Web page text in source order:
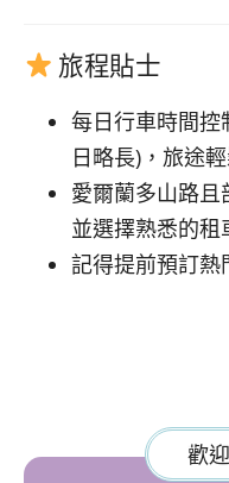
旅程貼士
每日行車時間控
日略長)，旅途
愛爾蘭多山路
並選擇熟悉的租
記得提前預訂熱
歡